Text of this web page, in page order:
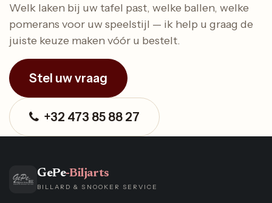
Welk laken bij uw tafel past, welke ballen, welke
pomerans voor uw speelstijl — ik help u graag de
juiste keuze maken vóór u bestelt.
Stel uw vraag
+32 473 85 88 27
GePe-Biljarts
BILLARD & SNOOKER SERVICE